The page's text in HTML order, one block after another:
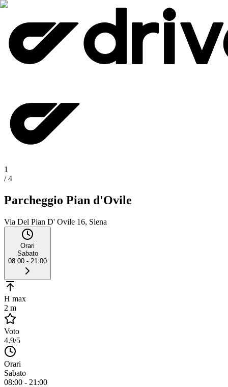
1
/4
Parcheggio Pian d'Ovile
Via Del Pian D' Ovile 16, Siena
Orari
Sabato
08:00 - 21:00
H max
2 m
Voto
4.9/5
Orari
Sabato
08:00 - 21:00